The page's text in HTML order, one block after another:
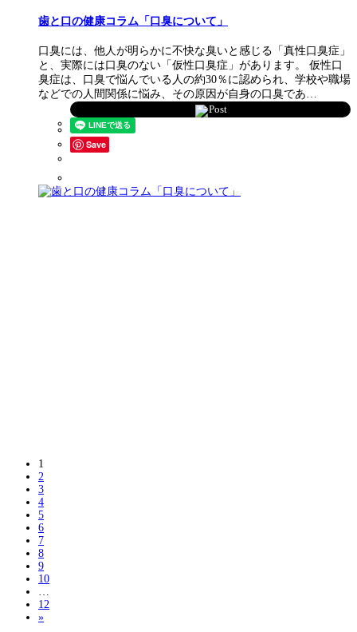
歯と口の健康コラム「口臭について」
口臭には、他人が明らかに不快な臭いと感じる「真性口臭症」
と、実際には口臭のない「仮性口臭症」があります。 仮性口
臭症は、口臭で悩んでいる人の約30％に認められ、学校や職場
などでの人間関係に悩み、その原因が自身の口臭であ…
Post
Save
1
2
3
4
5
6
7
8
9
10
12
»